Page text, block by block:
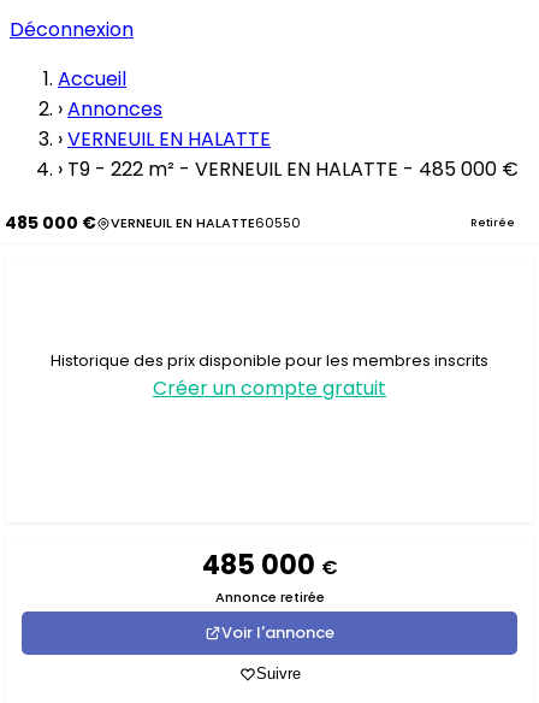
Déconnexion
Accueil
›Annonces
›VERNEUIL EN HALATTE
› T9 - 222 m² - VERNEUIL EN HALATTE - 485 000 €
485 000 € VERNEUIL EN HALATTE60550 Retirée
Historique des prix disponible pour les membres inscrits
Créer un compte gratuit
485 000 €
Annonce retirée
Voir l'annonce
Suivre